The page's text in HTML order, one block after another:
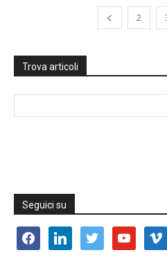
2
Trova articoli
Seguici su
facebooklinkedin twitter youtube vimeo